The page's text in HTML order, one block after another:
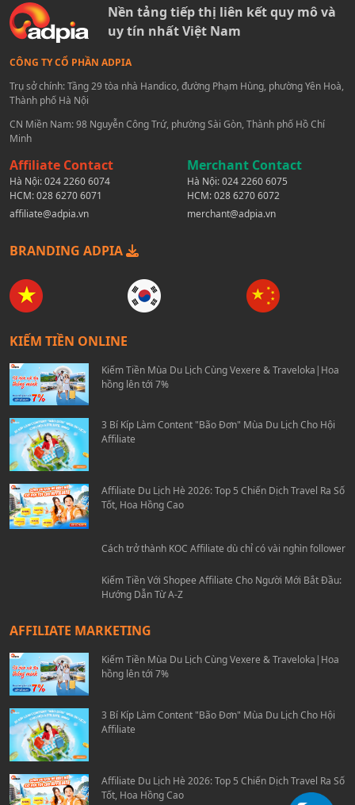
Nền tảng tiếp thị liên kết quy mô và
uy tín nhất Việt Nam
CÔNG TY CỔ PHẦN ADPIA
Trụ sở chính: Tầng 29 tòa nhà Handico, đường Phạm Hùng, phường Yên Hoà,
Thành phố Hà Nội
CN Miền Nam: 98 Nguyễn Công Trứ, phường Sài Gòn, Thành phố Hồ Chí
Minh
Affiliate Contact
Hà Nội:024 2260 6074
HCM:028 6270 6071
affiliate@adpia.vn
Merchant Contact
Hà Nội:024 2260 6075
HCM:028 6270 6072
merchant@adpia.vn
BRANDING ADPIA
KIẾM TIỀN ONLINE
Kiếm Tiền Mùa Du Lịch Cùng Vexere & Traveloka|Hoa
hồng lên tới 7%
3 Bí Kíp Làm Content "Bão Đơn" Mùa Du Lịch Cho Hội
Affiliate
Affiliate Du Lịch Hè 2026: Top 5 Chiến Dịch Travel Ra Số
Tốt, Hoa Hồng Cao
Cách trở thành KOC Affiliate dù chỉ có vài nghìn follower
AFFILIATE MARKETING
hồng lên tới 7%